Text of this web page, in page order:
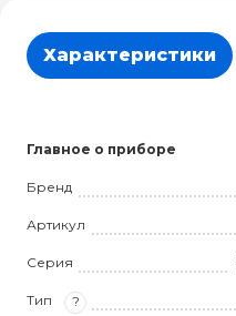
Характеристики
Главное о приборе
Бренд
Артикул
Серия
Тип ?